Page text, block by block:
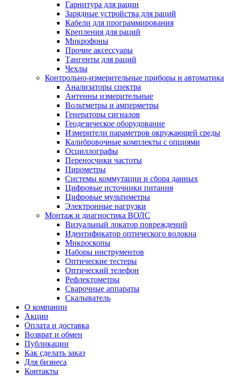
Гарнитура для рации
Зарядные устройства для раций
Кабели для программирования
Крепления для раций
Микрофоны
Прочие аксессуары
Тангенты для раций
Чехлы
Контрольно-измерительные приборы и автоматика
Анализаторы спектра
Антенны измерительные
Вольтметры и амперметры
Генераторы сигналов
Геодезическое оборудование
Измерители параметров окружающей среды
Калибровочные комплекты с опциями
Осциллографы
Переносчики частоты
Пирометры
Системы коммутации и сбора данных
Цифровые источники питания
Цифровые мультиметры
Электронные нагрузки
Монтаж и диагностика ВОЛС
Визуальный локатор повреждений
Идентификатор оптического волокна
Микроскопы
Наборы инструментов
Оптические тестеры
Оптический телефон
Рефлектометры
Сварочные аппараты
Скалыватель
О компании
Акции
Оплата и доставка
Возврат и обмен
Публикации
Как сделать заказ
Для бизнеса
Контакты